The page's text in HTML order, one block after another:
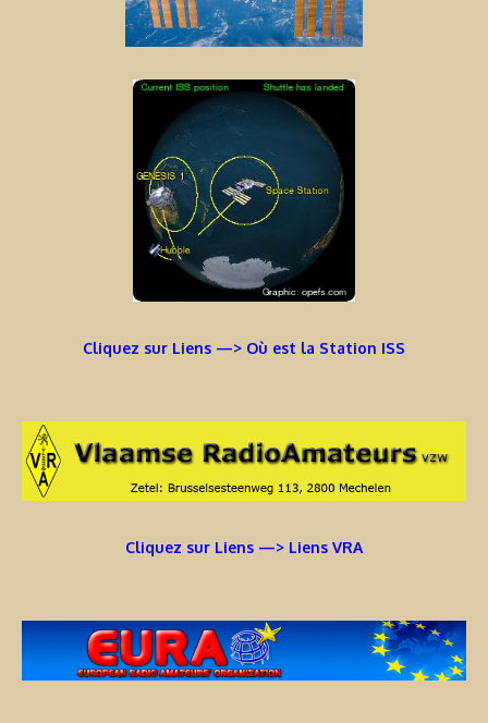
Cliquez sur Liens —> Où est la Station ISS
Cliquez sur Liens —> Liens VRA